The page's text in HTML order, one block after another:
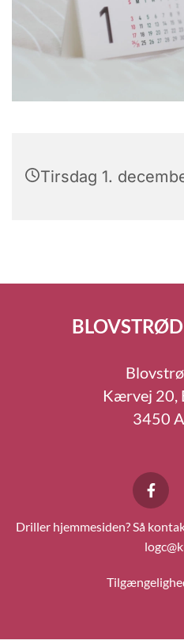
Tirsdag 1.
Kærvej 20,
3450
Driller hjemmesiden? Så